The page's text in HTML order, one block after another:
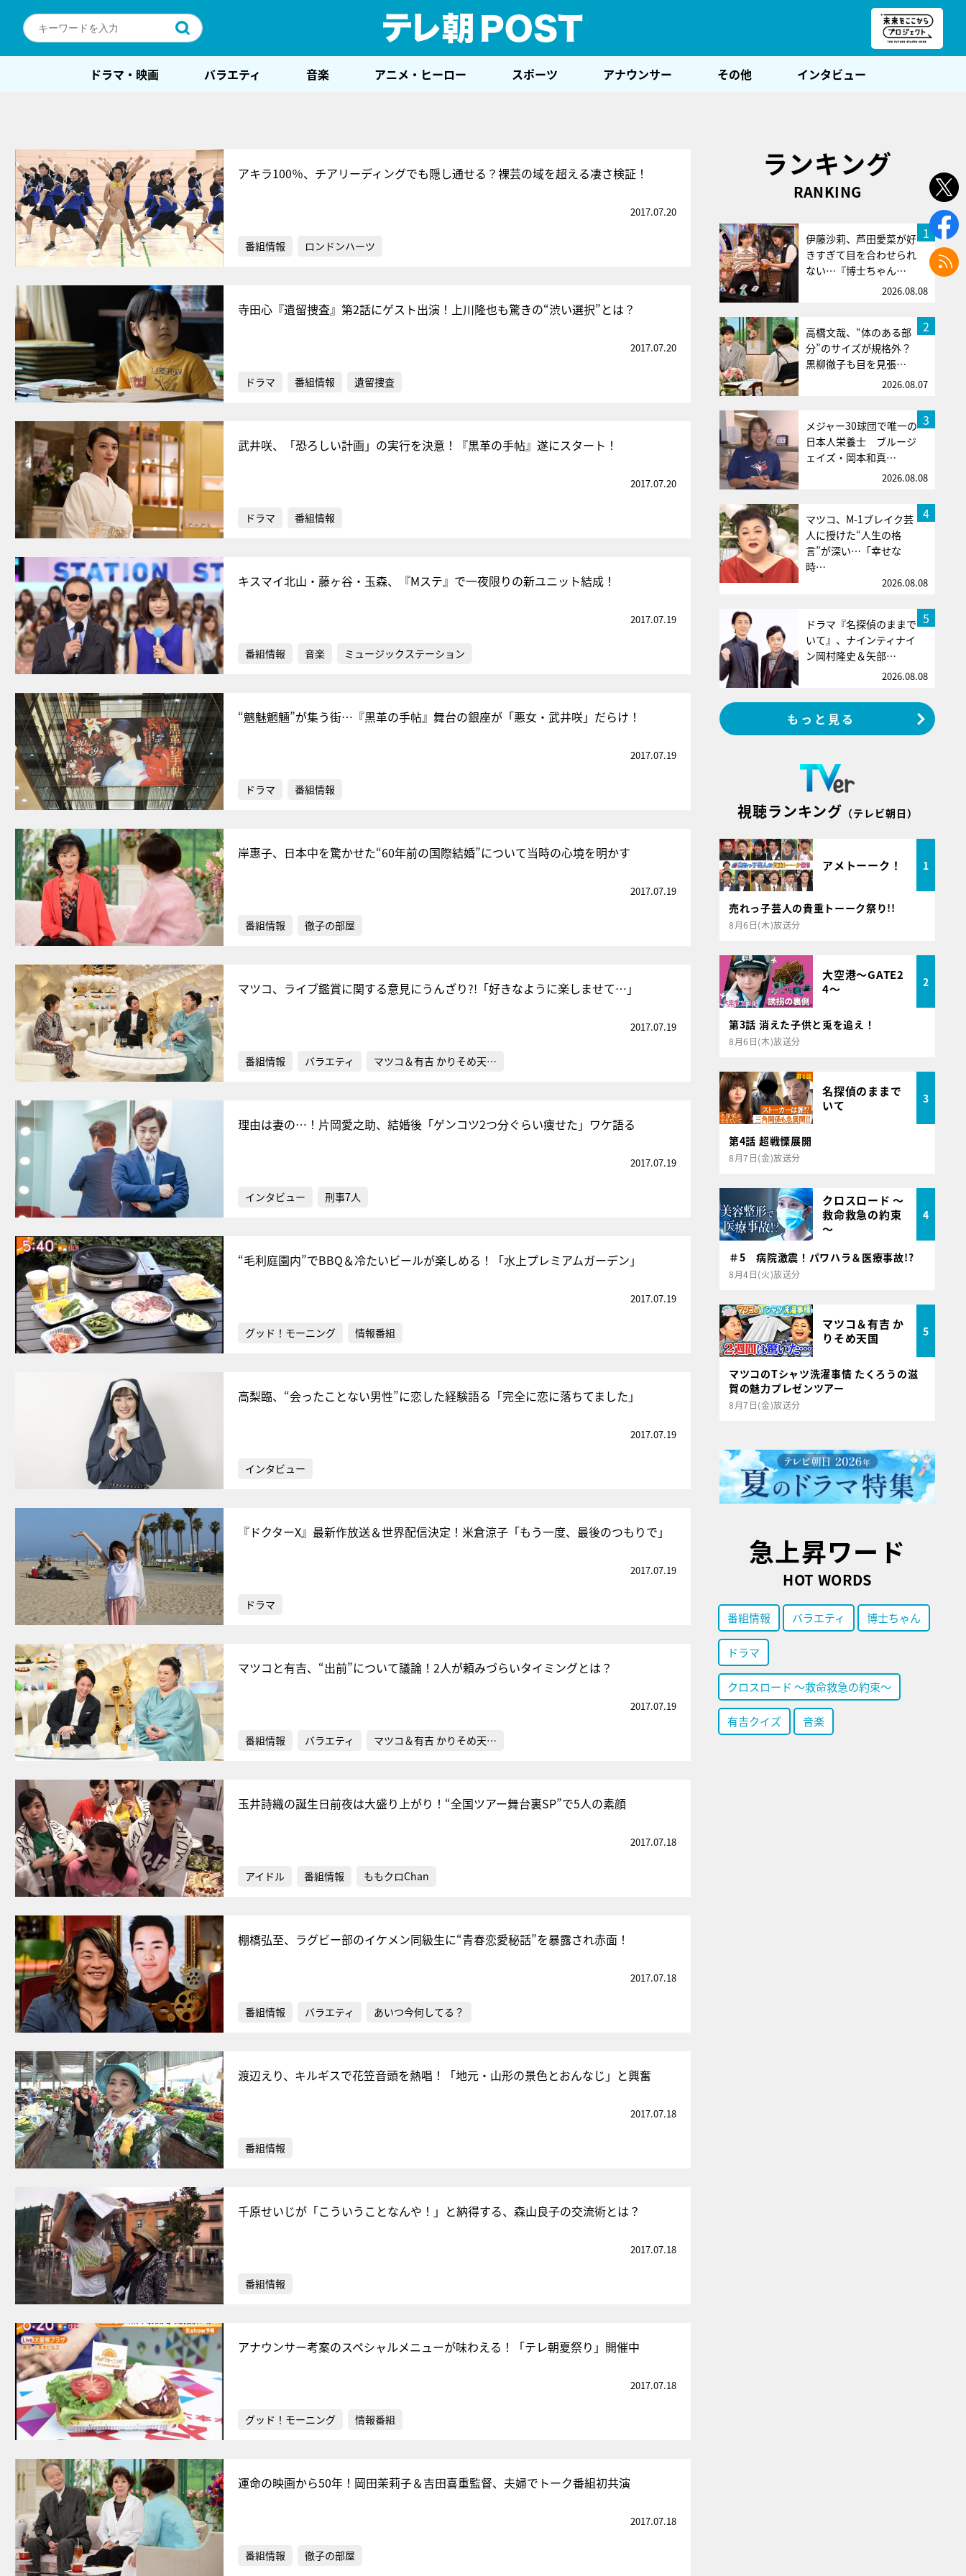
ドラマ・映画 バラエティ 音楽 アニメ・ヒーロー スポーツ アナウンサー その他 インタビュー
アキラ100％、チアリーディングでも隠し通せる？裸芸の域を超える凄さ検証！
2017.07.20
番組情報 ロンドンハーツ
寺田心『遺留捜査』第2話にゲスト出演！上川隆也も驚きの“渋い選択”とは？
2017.07.20
ドラマ 番組情報 遺留捜査
武井咲、「恐ろしい計画」の実行を決意！『黒革の手帖』遂にスタート！
2017.07.20
ドラマ 番組情報
キスマイ北山・藤ヶ谷・玉森、『Mステ』で一夜限りの新ユニット結成！
2017.07.19
番組情報 音楽 ミュージックステーション
“魑魅魍魎”が集う街…『黒革の手帖』舞台の銀座が「悪女・武井咲」だらけ！
2017.07.19
ドラマ 番組情報
岸惠子、日本中を驚かせた“60年前の国際結婚”について当時の心境を明かす
2017.07.19
番組情報 徹子の部屋
マツコ、ライブ鑑賞に関する意見にうんざり?!「好きなように楽しませて…」
2017.07.19
番組情報 バラエティ マツコ＆有吉 かりそめ天…
理由は妻の…！片岡愛之助、結婚後「ゲンコツ2つ分ぐらい痩せた」ワケ語る
2017.07.19
インタビュー 刑事7人
“毛利庭園内”でBBQ＆冷たいビールが楽しめる！「水上プレミアムガーデン」
2017.07.19
グッド！モーニング 情報番組
高梨臨、“会ったことない男性”に恋した経験語る「完全に恋に落ちてました」
2017.07.19
インタビュー
『ドクターX』最新作放送＆世界配信決定！米倉涼子「もう一度、最後のつもりで」
2017.07.19
ドラマ
マツコと有吉、“出前”について議論！2人が頼みづらいタイミングとは？
2017.07.19
番組情報 バラエティ マツコ＆有吉 かりそめ天…
玉井詩織の誕生日前夜は大盛り上がり！“全国ツアー舞台裏SP”で5人の素顔
2017.07.18
アイドル 番組情報 ももクロChan
棚橋弘至、ラグビー部のイケメン同級生に“青春恋愛秘話”を暴露され赤面！
2017.07.18
番組情報 バラエティ あいつ今何してる？
渡辺えり、キルギスで花笠音頭を熱唱！「地元・山形の景色とおんなじ」と興奮
2017.07.18
番組情報
千原せいじが「こういうことなんや！」と納得する、森山良子の交流術とは？
2017.07.18
番組情報
アナウンサー考案のスペシャルメニューが味わえる！「テレ朝夏祭り」開催中
2017.07.18
グッド！モーニング 情報番組
運命の映画から50年！岡田茉莉子＆吉田喜重監督、夫婦でトーク番組初共演
2017.07.18
番組情報 徹子の部屋
ランキング
RANKING
1
伊藤沙莉、芦田愛菜が好
きすぎて目を合わせられ
ない…『博士ちゃん…
2026.08.08
2
高橋文哉、“体のある部
分”のサイズが規格外？
黒柳徹子も目を見張…
2026.08.07
3
メジャー30球団で唯一の
日本人栄養士 ブルージ
ェイズ・岡本和真…
2026.08.08
4
マツコ、M-1ブレイク芸
人に授けた“人生の格
言”が深い…「幸せな
時…
2026.08.08
5
ドラマ『名探偵のままで
いて』、ナインティナイ
ン岡村隆史＆矢部…
2026.08.08
もっと見る
視聴ランキング （テレビ朝日）
アメトーーク！ 1
売れっ子芸人の貴重トーーク祭り!!
8月6日(木)放送分
大空港～GATE2
4～
2
第3話 消えた子供と兎を追え！
8月6日(木)放送分
名探偵のままで
いて
3
第4話 超戦慄展開
8月7日(金)放送分
クロスロード ～
救命救急の約束
～
4
＃5 病院激震！パワハラ＆医療事故!?
8月4日(火)放送分
マツコ＆有吉 か
りそめ天国
5
マツコのTシャツ洗濯事情 たくろうの滋
賀の魅力プレゼンツアー
8月7日(金)放送分
急上昇ワード
HOT WORDS
番組情報 バラエティ 博士ちゃん
ドラマ
クロスロード ～救命救急の約束～
有吉クイズ 音楽